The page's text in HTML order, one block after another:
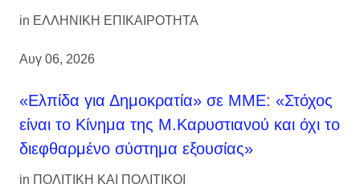
in ΕΛΛΗΝΙΚΗ ΕΠΙΚΑΙΡΟΤΗΤΑ
Αυγ 06, 2026
«Ελπίδα για Δημοκρατία» σε ΜΜΕ: «Στόχος
είναι το Κίνημα της Μ.Καρυστιανού και όχι το
διεφθαρμένο σύστημα εξουσίας»
in ΠΟΛΙΤΙΚΗ ΚΑΙ ΠΟΛΙΤΙΚΟΙ